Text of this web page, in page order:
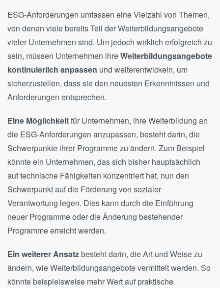
ESG-Anforderungen umfassen eine Vielzahl von Themen,
von denen viele bereits Teil der Weiterbildungsangebote
vieler Unternehmen sind. Um jedoch wirklich erfolgreich zu
sein, müssen Unternehmen ihreWeiterbildungsangebote
kontinuierlich anpassen und weiterentwickeln, um
sicherzustellen, dass sie den neuesten Erkenntnissen und
Anforderungen entsprechen.
Eine Möglichkeitfür Unternehmen, ihre Weiterbildung an
die ESG-Anforderungen anzupassen, besteht darin, die
Schwerpunkte ihrer Programme zu ändern. Zum Beispiel
könnte ein Unternehmen, das sich bisher hauptsächlich
auf technische Fähigkeiten konzentriert hat, nun den
Schwerpunkt auf die Förderung von sozialer
Verantwortung legen. Dies kann durch die Einführung
neuer Programme oder die Änderung bestehender
Programme erreicht werden.
Ein weiterer Ansatzbesteht darin, die Art und Weise zu
ändern, wie Weiterbildungsangebote vermittelt werden. So
könnte beispielsweise mehr Wert auf praktische